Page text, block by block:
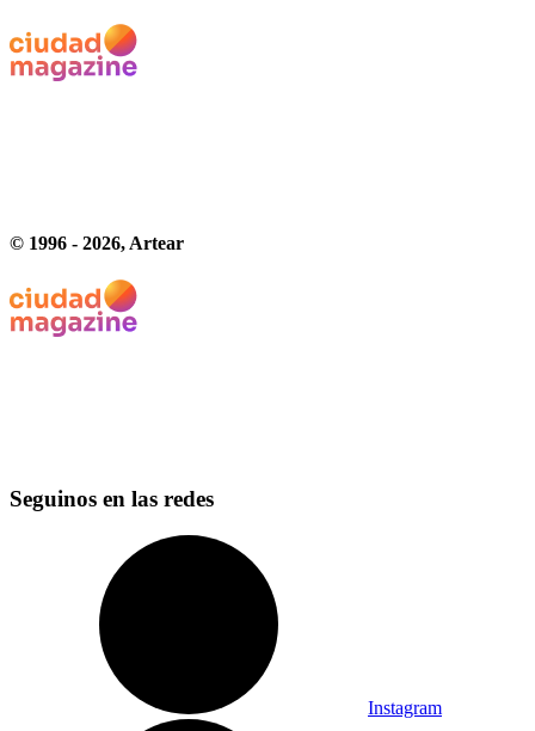
© 1996 - 2026, Artear
Seguinos en las redes
Instagram